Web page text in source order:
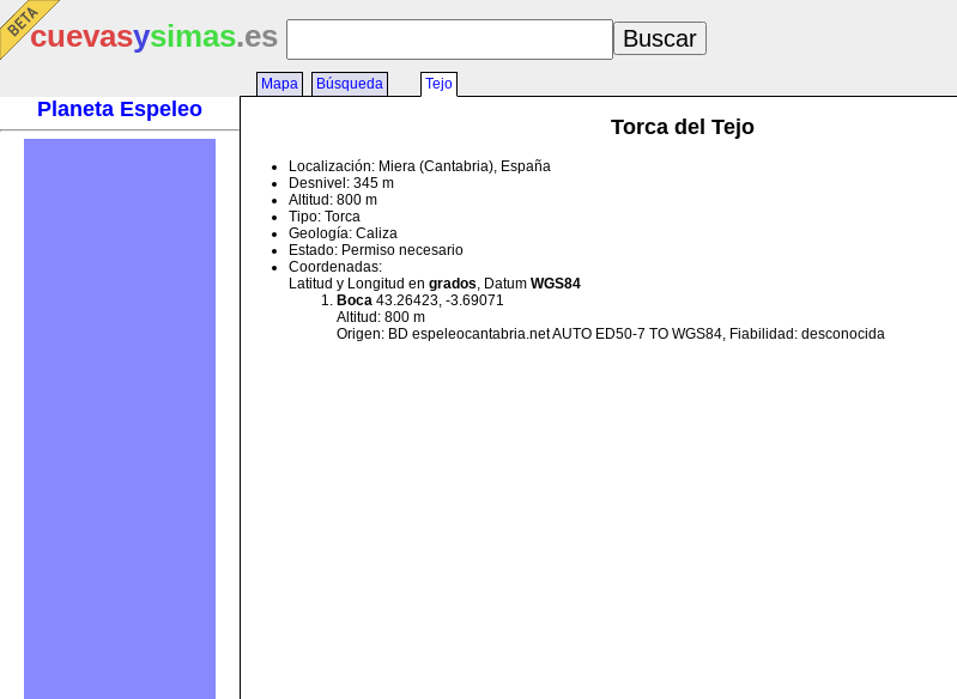
cuevasysimas.es
Planeta Espeleo
Mapa Búsqueda Tejo
Torca del Tejo
Localización: Miera (Cantabria), España
Desnivel: 345 m
Altitud: 800 m
Tipo: Torca
Geología: Caliza
Estado: Permiso necesario
Coordenadas:
Latitud y Longitud en grados, Datum WGS84
Boca 43.26423, -3.69071
Altitud: 800 m
Origen: BD espeleocantabria.net AUTO ED50-7 TO WGS84, Fiabilidad: desconocida